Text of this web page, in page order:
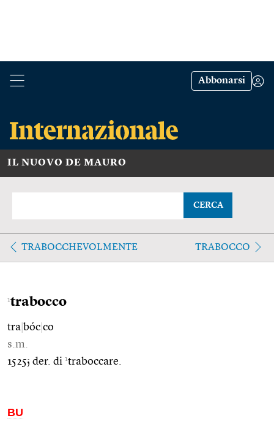
Abbonarsi
IL NUOVO DE MAURO
CERCA
TRABOCCHEVOLMENTE TRABOCCO
1trabocco
tra bóc co
s.m.
1525; der. di 1traboccare.
BU